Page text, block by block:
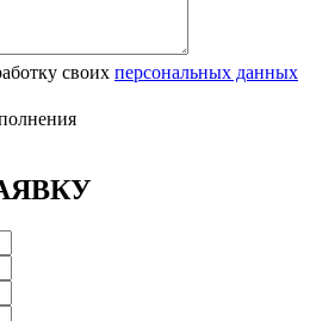
своих персональных данных